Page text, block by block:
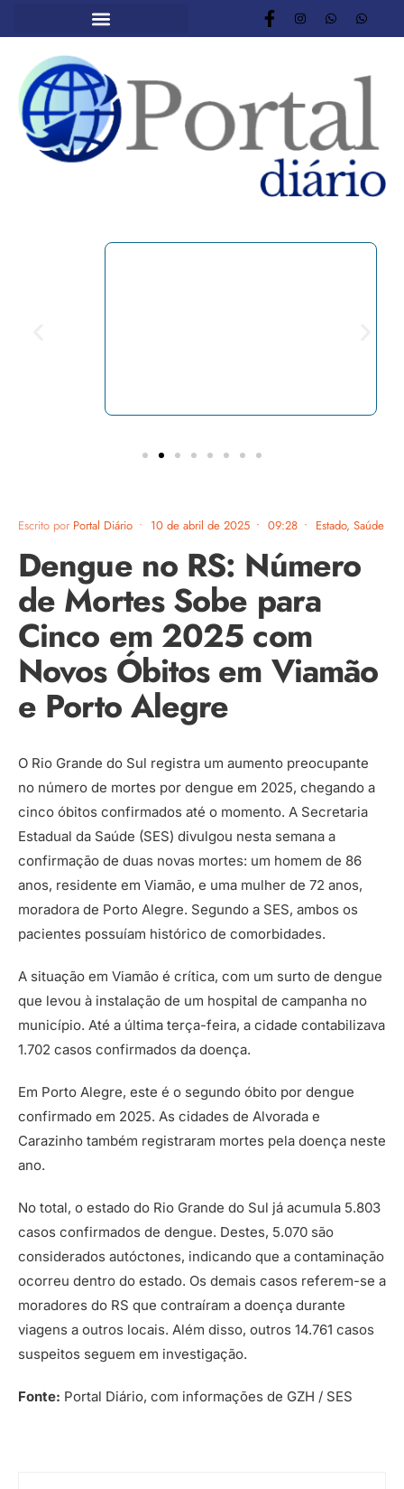
Escrito por Portal Diário • 10 de abril de 2025 • 09:28 • Estado, Saúde
Dengue no RS: Número
de Mortes Sobe para
Cinco em 2025 com
Novos Óbitos em Viamão
e Porto Alegre
O Rio Grande do Sul registra um aumento preocupante
no número de mortes por dengue em 2025, chegando a
cinco óbitos confirmados até o momento. A Secretaria
Estadual da Saúde (SES) divulgou nesta semana a
confirmação de duas novas mortes: um homem de 86
anos, residente em Viamão, e uma mulher de 72 anos,
moradora de Porto Alegre. Segundo a SES, ambos os
pacientes possuíam histórico de comorbidades.
A situação em Viamão é crítica, com um surto de dengue
que levou à instalação de um hospital de campanha no
município. Até a última terça-feira, a cidade contabilizava
1.702 casos confirmados da doença.
Em Porto Alegre, este é o segundo óbito por dengue
confirmado em 2025. As cidades de Alvorada e
Carazinho também registraram mortes pela doença neste
ano.
No total, o estado do Rio Grande do Sul já acumula 5.803
casos confirmados de dengue. Destes, 5.070 são
considerados autóctones, indicando que a contaminação
ocorreu dentro do estado. Os demais casos referem-se a
moradores do RS que contraíram a doença durante
viagens a outros locais. Além disso, outros 14.761 casos
suspeitos seguem em investigação.
Fonte: Portal Diário, com informações de GZH / SES